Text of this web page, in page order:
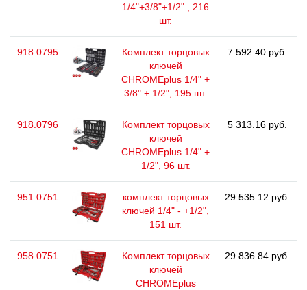
1/4"+3/8"+1/2" , 216
шт.
918.0795
Комплект торцовых
ключей
CHROMEplus 1/4" +
3/8" + 1/2", 195 шт.
7 592.40 руб.
918.0796
Комплект торцовых
ключей
CHROMEplus 1/4" +
1/2", 96 шт.
5 313.16 руб.
951.0751
комплект торцовых
ключей 1/4" - +1/2",
151 шт.
29 535.12 руб.
958.0751
Комплект торцовых
ключей
CHROMEplus
29 836.84 руб.